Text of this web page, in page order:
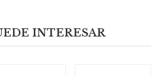
INTERESAR